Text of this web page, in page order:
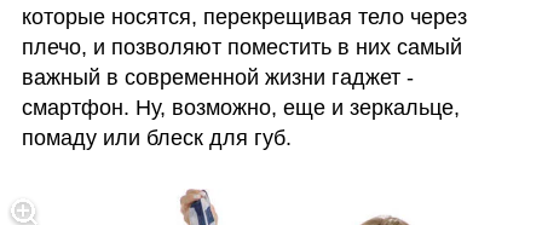
которые носятся, перекрещивая тело через
плечо, и позволяют поместить в них самый
важный в современной жизни гаджет -
смартфон. Ну, возможно, еще и зеркальце,
помаду или блеск для губ.